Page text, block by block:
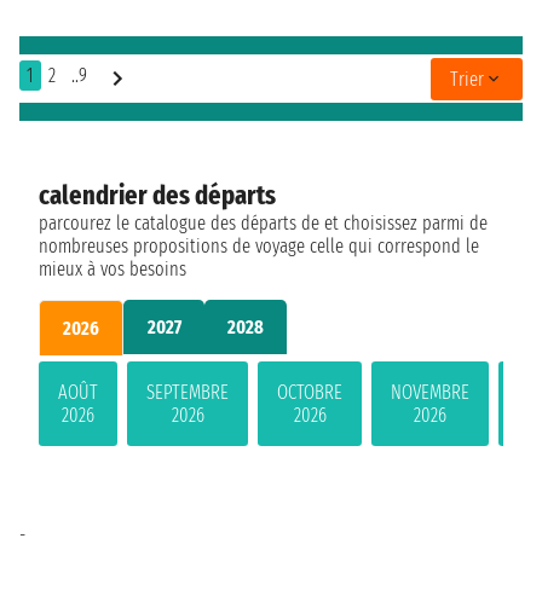
1 2 ..9 Trier
calendrier des départs
parcourez le catalogue des départs de et choisissez parmi de
nombreuses propositions de voyage celle qui correspond le
mieux à vos besoins
2026 2027 2028
AOÛT
2026
SEPTEMBRE
2026
OCTOBRE
2026
NOVEMBRE
2026
-